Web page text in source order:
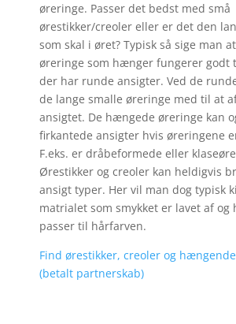
øreringe. Passer det bedst med små
ørestikker/creoler eller er det den
som skal i øret? Typisk så sige man
øreringe som hænger fungerer godt
der har runde ansigter. Ved de
de lange smalle øreringe med til at
ansigtet. De hængede øreringe kan
firkantede ansigter hvis øreringene
F.eks. er dråbeformede eller
Ørestikker og creoler kan heldigvis
ansigt typer. Her vil man dog typisk
matrialet som smykket er lavet af og
passer til hårfarven.
Find ørestikker, creoler og
(betalt partnerskab)